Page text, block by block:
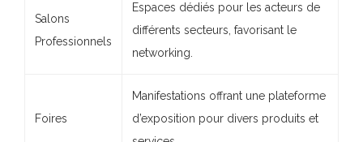
Salons
Professionnels
Espaces dédiés pour les acteurs de
différents secteurs, favorisant le
networking.
Foires
Manifestations offrant une plateforme
d’exposition pour divers produits et